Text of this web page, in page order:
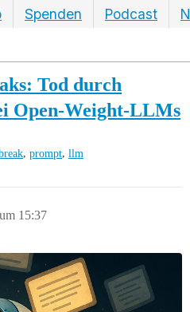
Spenden Podcast
Tod durch
Open-Weight-LLMs
prompt llm
15:37